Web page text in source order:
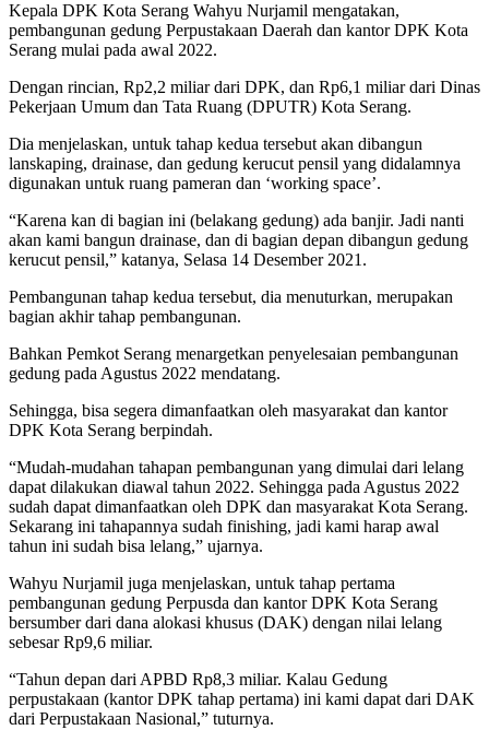
Kepala DPK Kota Serang Wahyu Nurjamil mengatakan,
pembangunan gedung Perpustakaan Daerah dan kantor DPK Kota
Serang mulai pada awal 2022.
Dengan rincian, Rp2,2 miliar dari DPK, dan Rp6,1 miliar dari Dinas
Pekerjaan Umum dan Tata Ruang (DPUTR) Kota Serang.
Dia menjelaskan, untuk tahap kedua tersebut akan dibangun
lanskaping, drainase, dan gedung kerucut pensil yang didalamnya
digunakan untuk ruang pameran dan ‘working space’.
“Karena kan di bagian ini (belakang gedung) ada banjir. Jadi nanti
akan kami bangun drainase, dan di bagian depan dibangun gedung
kerucut pensil,” katanya, Selasa 14 Desember 2021.
Pembangunan tahap kedua tersebut, dia menuturkan, merupakan
bagian akhir tahap pembangunan.
Bahkan Pemkot Serang menargetkan penyelesaian pembangunan
gedung pada Agustus 2022 mendatang.
Sehingga, bisa segera dimanfaatkan oleh masyarakat dan kantor
DPK Kota Serang berpindah.
“Mudah-mudahan tahapan pembangunan yang dimulai dari lelang
dapat dilakukan diawal tahun 2022. Sehingga pada Agustus 2022
sudah dapat dimanfaatkan oleh DPK dan masyarakat Kota Serang.
Sekarang ini tahapannya sudah finishing, jadi kami harap awal
tahun ini sudah bisa lelang,” ujarnya.
Wahyu Nurjamil juga menjelaskan, untuk tahap pertama
pembangunan gedung Perpusda dan kantor DPK Kota Serang
bersumber dari dana alokasi khusus (DAK) dengan nilai lelang
sebesar Rp9,6 miliar.
“Tahun depan dari APBD Rp8,3 miliar. Kalau Gedung
perpustakaan (kantor DPK tahap pertama) ini kami dapat dari DAK
dari Perpustakaan Nasional,” tuturnya.